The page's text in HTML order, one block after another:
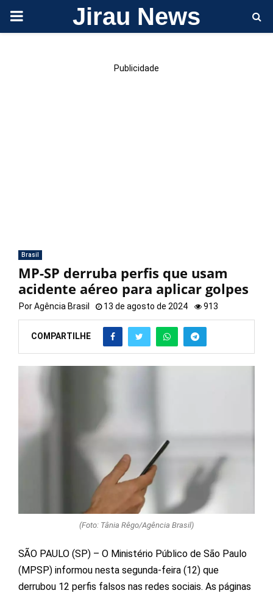
PRIMARY Jirau News
Publicidade
Brasil
MP-SP derruba perfis que usam
acidente aéreo para aplicar golpes
PorAgência Brasil 13 de agosto de 2024 913
COMPARTILHE
(Foto: Tânia Rêgo/Agência Brasil)
SÃO PAULO (SP) – O Ministério Público de São Paulo
(MPSP) informou nesta segunda-feira (12) que
derrubou 12 perfis falsos nas redes sociais. As páginas